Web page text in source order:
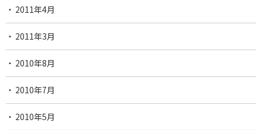
2011年4月
2011年3月
2010年8月
2010年7月
2010年5月